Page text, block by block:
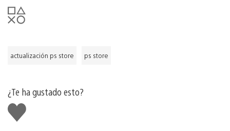
actualización ps store ps store
¿Te ha gustado esto?
Me
gusta